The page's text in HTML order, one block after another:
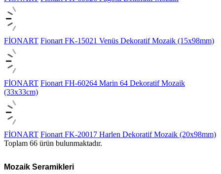
FİONART Fionart FK-15021 Venüs Dekoratif Mozaik (15x98mm)
FİONART Fionart FH-60264 Marin 64 Dekoratif Mozaik
(33x33cm)
FİONART Fionart FK-20017 Harlen Dekoratif Mozaik (20x98mm)
Toplam 66 ürün bulunmaktadır.
Mozaik Seramikleri